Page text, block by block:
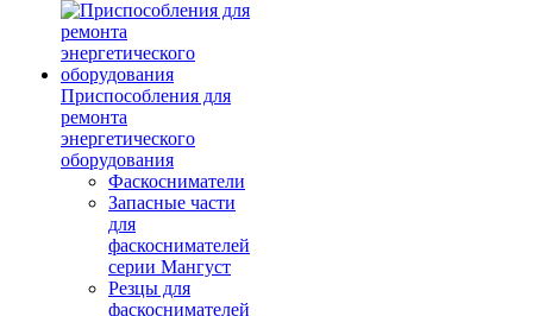
Приспособления для
ремонта
энергетического
оборудования
Фаскосниматели
Запасные части
для
фаскоснимателей
серии Мангуст
Резцы для
фаскоснимателей